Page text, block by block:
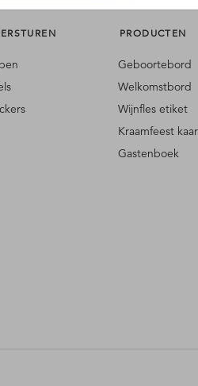
PRODUCTEN
Geboortebord
Welkomstbord
Wijnfles etiket
Kraamfeest
Gastenboek